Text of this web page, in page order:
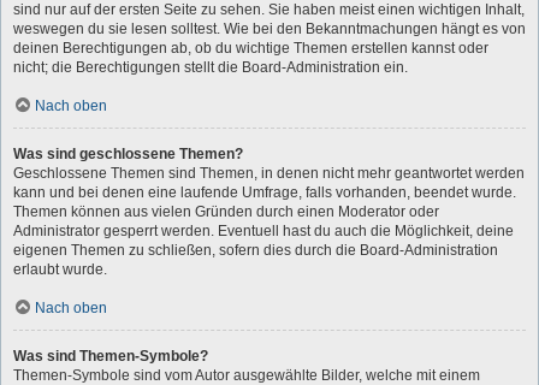
sind nur auf der ersten Seite zu sehen. Sie haben meist einen wichtigen Inhalt,
weswegen du sie lesen solltest. Wie bei den Bekanntmachungen hängt es von
deinen Berechtigungen ab, ob du wichtige Themen erstellen kannst oder
nicht; die Berechtigungen stellt die Board-Administration ein.
Nach oben
Was sind geschlossene Themen?
Geschlossene Themen sind Themen, in denen nicht mehr geantwortet werden
kann und bei denen eine laufende Umfrage, falls vorhanden, beendet wurde.
Themen können aus vielen Gründen durch einen Moderator oder
Administrator gesperrt werden. Eventuell hast du auch die Möglichkeit, deine
eigenen Themen zu schließen, sofern dies durch die Board-Administration
erlaubt wurde.
Nach oben
Was sind Themen-Symbole?
Themen-Symbole sind vom Autor ausgewählte Bilder, welche mit einem